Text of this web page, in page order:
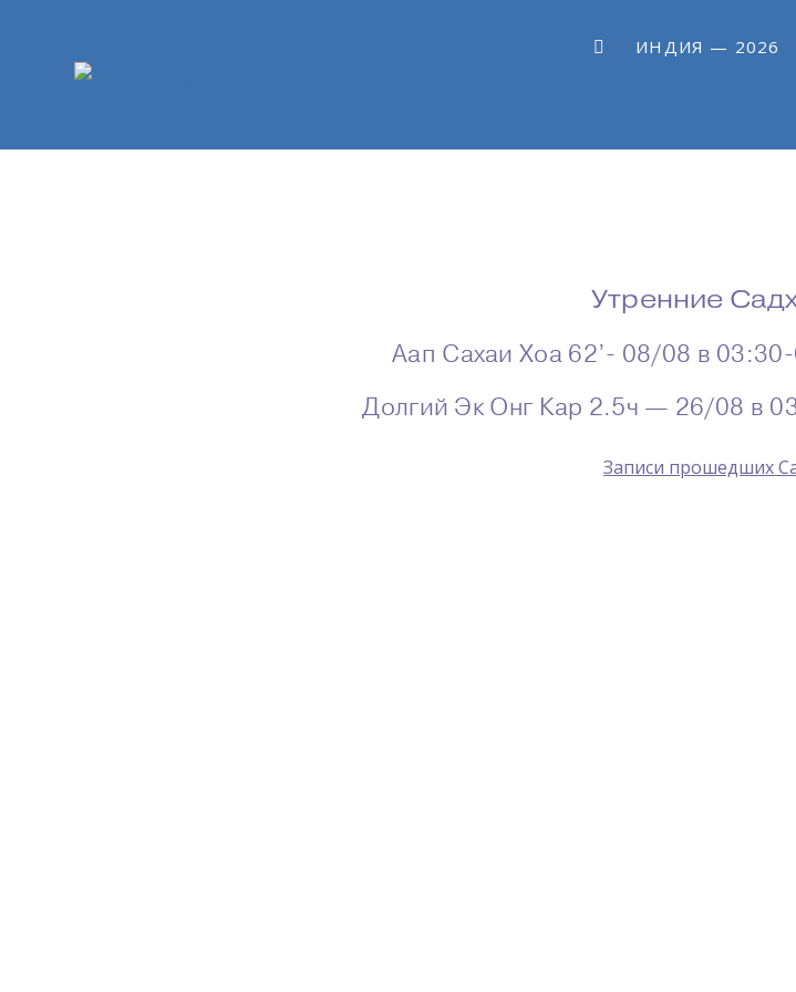
ИНДИЯ — 2026
Утренние
Аап Сахаи Хоа 62’- 08/08 в
Долгий Эк Онг Кар 2.5ч — 26/08 в
Записи прошедших